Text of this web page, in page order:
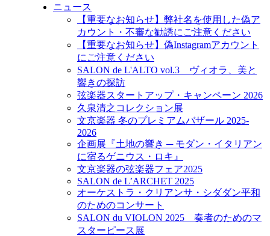
ニュース
【重要なお知らせ】弊社名を使用した偽ア
カウント・不審な勧誘にご注意ください
【重要なお知らせ】偽Instagramアカウント
にご注意ください
SALON de L'ALTO vol.3 ヴィオラ、美と
響きの探訪
弦楽器スタートアップ・キャンペーン 2026
久泉清之コレクション展
文京楽器 冬のプレミアムバザール 2025-
2026
企画展『土地の響き ─ モダン・イタリアン
に宿るゲニウス・ロキ』
文京楽器の弦楽器フェア2025
SALON de L’ARCHET 2025
オーケストラ・クリアンサ・シダダン平和
のためのコンサート
SALON du VIOLON 2025 奏者のためのマ
スターピース展